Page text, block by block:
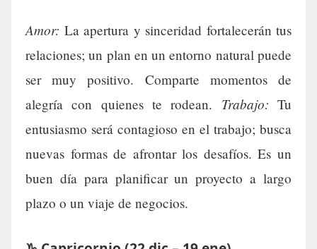
Amor: La apertura y sinceridad fortalecerán tus
relaciones; un plan en un entorno natural puede
ser muy positivo. Comparte momentos de
alegría con quienes te rodean. Trabajo: Tu
entusiasmo será contagioso en el trabajo; busca
nuevas formas de afrontar los desafíos. Es un
buen día para planificar un proyecto a largo
plazo o un viaje de negocios.